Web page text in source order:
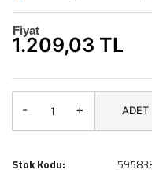
Fiyat
1.209,03 TL
- + ADET
Stok Kodu: